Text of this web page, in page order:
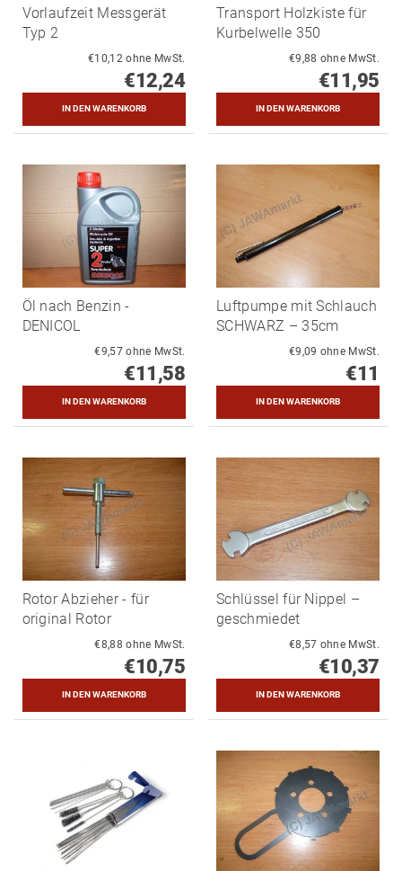
Vorlaufzeit Messgerät
Typ 2
€10,12 ohne MwSt.
€12,24
Transport Holzkiste für
Kurbelwelle 350
€9,88 ohne MwSt.
€11,95
Öl nach Benzin -
DENICOL
€9,57 ohne MwSt.
€11,58
Luftpumpe mit Schlauch
SCHWARZ – 35cm
€9,09 ohne MwSt.
€11
Rotor Abzieher - für
original Rotor
€8,88 ohne MwSt.
€10,75
Schlüssel für Nippel –
geschmiedet
€8,57 ohne MwSt.
€10,37